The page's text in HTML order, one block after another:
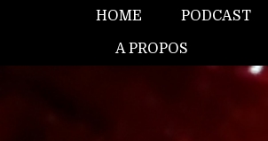
HOME PODCAST
A PROPOS